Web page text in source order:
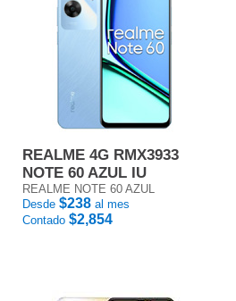
REALME 4G RMX3933
NOTE 60 AZUL IU
REALME NOTE 60 AZUL
Desde $238 al mes
Contado $2,854